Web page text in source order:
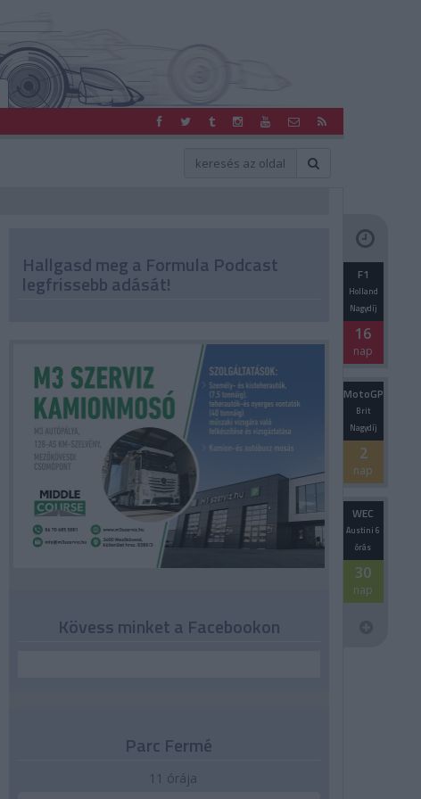
Hallgasd meg a Formula Podcast
legfrissebb adását! F1
Holland
Nagydíj
16
nap
MotoGP
Brit
Nagydíj
2
nap
WEC
Austini 6
órás
30
nap
Kövess minket a Facebookon
Parc Fermé
11 órája